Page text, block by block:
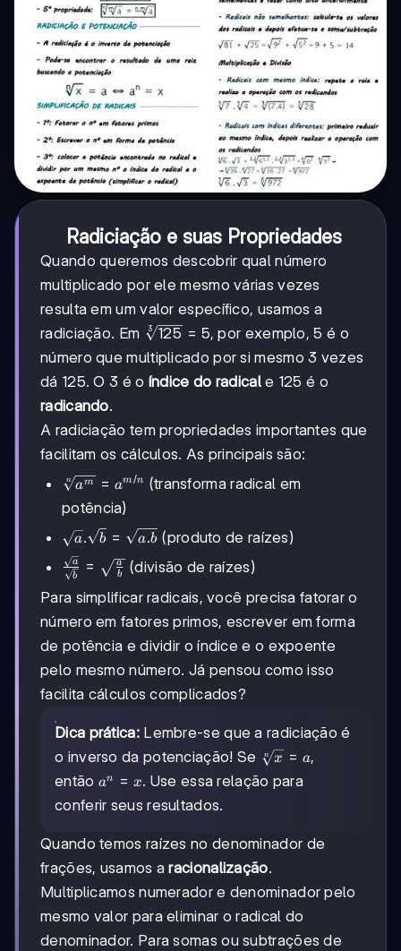
Radiciação e suas Propriedades
Quando queremos descobrir qual número
multiplicado por ele mesmo várias vezes
resulta em um valor específico, usamos a
radiciação. Em \sqrt[3]
{125} =
5
3 125 = 5, por exemplo, 5 é o
número que multiplicado por si mesmo 3 vezes
dá 125. O 3 é o índice do radicale 125 é o
radicando.
A radiciação tem propriedades importantes que
facilitam os cálculos. As principais são:
\sqrt[n]
{a^m} =
a^{m/n}
n am = am/n (transforma radical em
potência)
\sqrt{a}.\sqrt{b}
= \sqrt{a.b}
a. b = a.b (produto de raízes)
\frac{\sqrt{a}}
{\sqrt{b}} =
\sqrt{\frac{a}
{b}}
b
a = b
a
(divisão de raízes)
Para simplificar radicais, você precisa fatorar o
número em fatores primos, escrever em forma
de potência e dividir o índice e o expoente
pelo mesmo número. Já pensou como isso
facilita cálculos complicados?
Dica prática:Lembre-se que a radiciação é
o inverso da potenciação! Se \sqrt[n]
{x} = a
n x = a,
então a^n
= x
an = x. Use essa relação para
conferir seus resultados.
Quando temos raízes no denominador de
frações, usamos aracionalização.
Multiplicamos numerador e denominador pelo
mesmo valor para eliminar o radical do
denominador. Para somas ou subtrações de